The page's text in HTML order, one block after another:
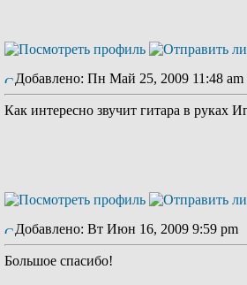
Добавлено: Пн Май 25, 2009 11:48 am
Как интересно звучит гитара в руках
Добавлено: Вт Июн 16, 2009 9:59 pm
Большое спасибо!